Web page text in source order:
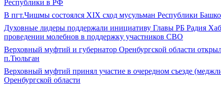
Республики в РФ
В пгт.Чишмы состоялся XIX сход мусульман Республики
Духовные лидеры поддержали инициативу Главы РБ Радия
проведении молебнов в поддержку участников СВО
Верховный муфтий и губернатор Оренбургской области
п.Тюльган
Верховный муфтий принял участие в очередном съезде
Оренбургской области